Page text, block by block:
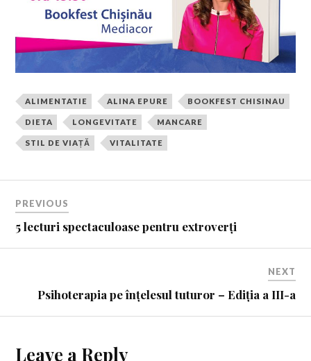
ALIMENTATIE ALINA EPURE BOOKFEST CHISINAU
DIETA LONGEVITATE MANCARE
STIL DE VIAȚĂ VITALITATE
PREVIOUS
5 lecturi spectaculoase pentru extroverți
NEXT
Psihoterapia pe înțelesul tuturor – Ediția a III-a
Leave a Reply